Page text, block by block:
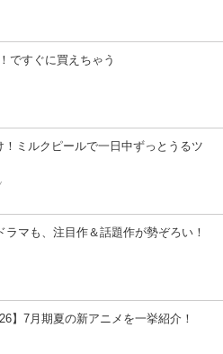
ですぐに買えちゃう
！ミルクピールで一日中ずっとうるツ
ラマも、注目作＆話題作が勢ぞろい！
】7月期夏の新アニメを一挙紹介！